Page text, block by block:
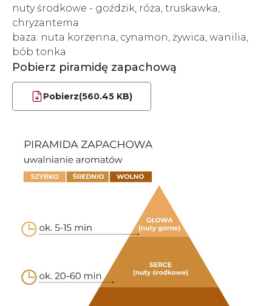
nuty środkowe - goździk, róża, truskawka,
chryzantema
baza: nuta korzenna, cynamon, żywica, wanilia,
bób tonka
Pobierz piramidę zapachową
Pobierz(560.45 KB)